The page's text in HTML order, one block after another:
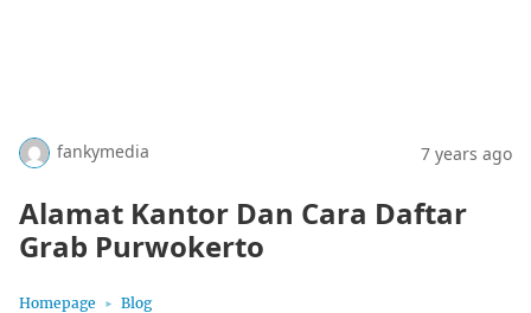
fankymedia 7 years ago
Alamat Kantor Dan Cara Daftar
Grab Purwokerto
Homepage Blog